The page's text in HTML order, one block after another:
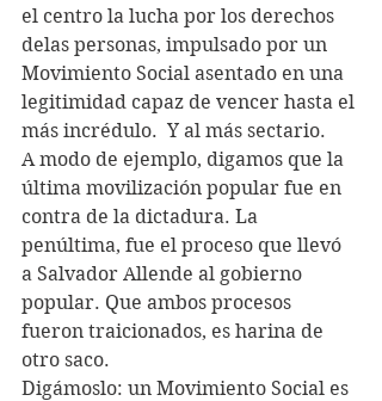
el centro la lucha por los derechos
delas personas, impulsado por un
Movimiento Social asentado en una
legitimidad capaz de vencer hasta el
más incrédulo.  Y al más sectario.
A modo de ejemplo, digamos que la
última movilización popular fue en
contra de la dictadura. La
penúltima, fue el proceso que llevó
a Salvador Allende al gobierno
popular. Que ambos procesos
fueron traicionados, es harina de
otro saco.
Digámoslo: un Movimiento Social es